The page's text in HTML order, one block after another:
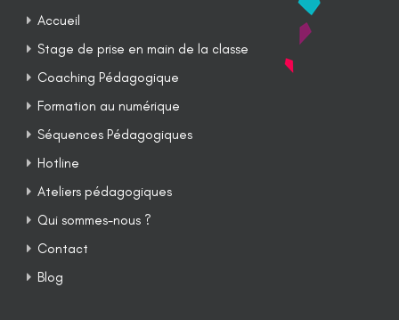
Accueil
Stage de prise en main de la classe
Coaching Pédagogique
Formation au numérique
Séquences Pédagogiques
Hotline
Ateliers pédagogiques
Qui sommes-nous ?
Contact
Blog